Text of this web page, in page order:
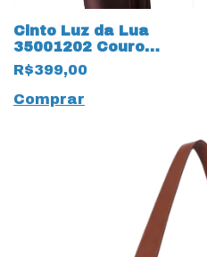
Cinto Luz da Lua
35001202 Couro
Natural Saara
Atacama 19836 Trufa
R$399,00
Comprar